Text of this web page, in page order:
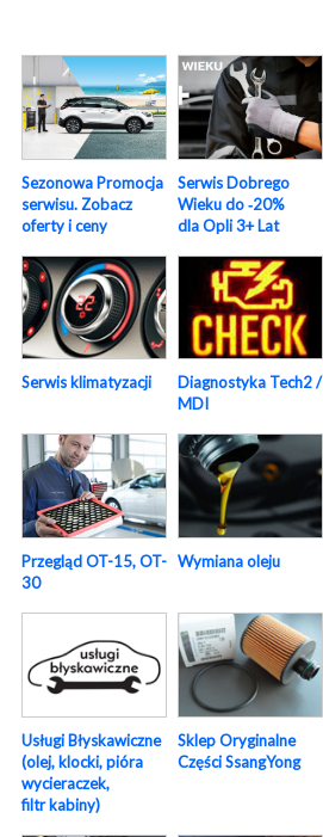
Sezonowa Promocja
serwisu. Zobacz
oferty i ceny
Serwis Dobrego
Wieku do ‑20%
dla Opli 3+ Lat
Serwis klimatyzacji
Diagnostyka Tech2 /
MDI
Przegląd OT-15, OT-
30
Wymiana oleju
Usługi Błyskawiczne
(olej, klocki, pióra
wycieraczek,
filtr kabiny)
Sklep Oryginalne
Części SsangYong